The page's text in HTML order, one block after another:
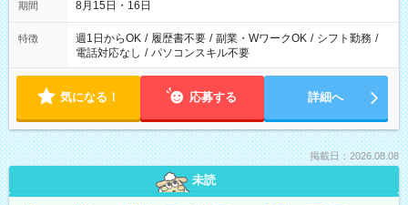
期間 8月15日・16日
特徴 週1日からOK / 履歴書不要 / 副業・WワークOK / シフト勤務 /
電話対応なし / パソコンスキル不要
気になる！ 応募する 詳細へ
掲載日：2026.08.08
未読